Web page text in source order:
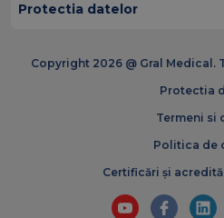
Protectia datelor
Copyright 2026 @ Gral
Protectia
Termeni si
Politica de
Certificări și